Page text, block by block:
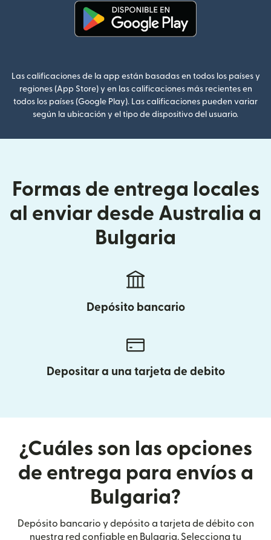
Las calificaciones de la app están basadas en todos los países y
regiones (App Store) y en las calificaciones más recientes en
todos los países (Google Play). Las calificaciones pueden variar
según la ubicación y el tipo de dispositivo del usuario.
Formas de entrega locales
al enviar desde Australia a
Bulgaria
Depósito bancario
Depositar a una tarjeta de debito
¿Cuáles son las opciones
de entrega para envíos a
Bulgaria?
Depósito bancario y depósito a tarjeta de débito con
nuestra red confiable en Bulgaria. Selecciona tu